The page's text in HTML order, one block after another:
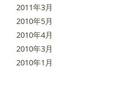
2011年3月
2010年5月
2010年4月
2010年3月
2010年1月